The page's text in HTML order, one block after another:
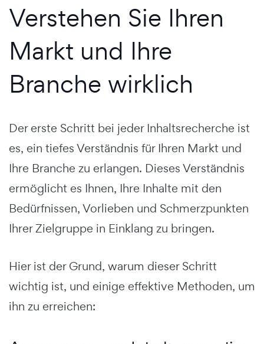
Verstehen Sie Ihren
Markt und Ihre
Branche wirklich
Der erste Schritt bei jeder Inhaltsrecherche ist
es, ein tiefes Verständnis für Ihren Markt und
Ihre Branche zu erlangen. Dieses Verständnis
ermöglicht es Ihnen, Ihre Inhalte mit den
Bedürfnissen, Vorlieben und Schmerzpunkten
Ihrer Zielgruppe in Einklang zu bringen.
Hier ist der Grund, warum dieser Schritt
wichtig ist, und einige effektive Methoden, um
ihn zu erreichen: